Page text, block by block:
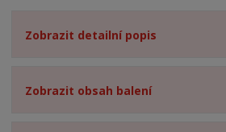
Zobrazit detailní popis
Zobrazit obsah balení